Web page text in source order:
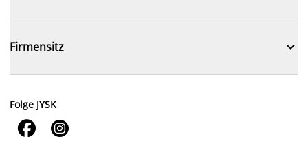
Firmensitz 
Folge JYSK
 